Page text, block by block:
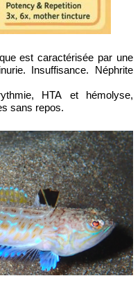
est caractérisée par une
Insuffisance. Néphrite
HTA et hémolyse,
sans repos.